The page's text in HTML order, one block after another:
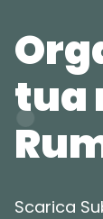
tua
Scarica